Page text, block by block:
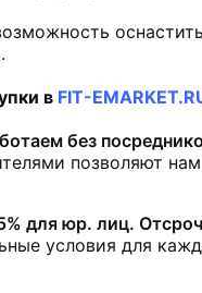
в FIT-
без
позволяют
для юр. лиц.
условия для